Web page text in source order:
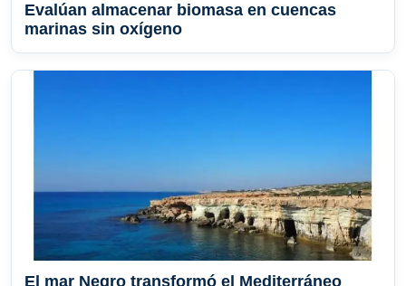
Evalúan almacenar biomasa en cuencas
marinas sin oxígeno
El mar Negro transformó el Mediterráneo